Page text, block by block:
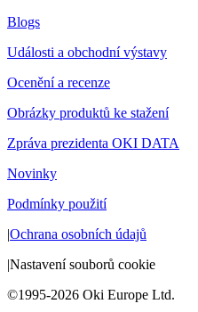
Blogs
Události a obchodní výstavy
Ocenění a recenze
Obrázky produktů ke stažení
Zpráva prezidenta OKI DATA
Novinky
Podmínky použití
|Ochrana osobních údajů
|Nastavení souborů cookie
©1995-2026 Oki Europe Ltd.